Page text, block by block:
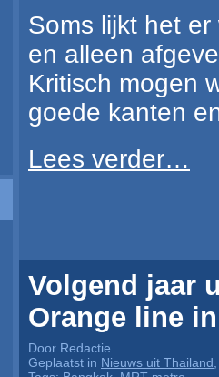
Soms lijkt het
en alleen
Kritisch mogen
goede kanten
Lees verder…
Volgend jaar
Orange line
Door Redactie
Geplaatst in Nieuws uit Thailand